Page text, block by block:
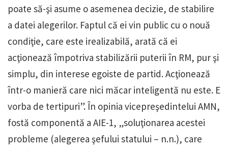
poate să-şi asume o asemenea decizie, de stabilire
a datei alegerilor. Faptul că ei vin public cu o nouă
condiţie, care este irealizabilă, arată că ei
acţionează împotriva stabilizării puterii în RM, pur şi
simplu, din interese egoiste de partid. Acţionează
într-o manieră care nici măcar inteligentă nu este. E
vorba de tertipuri”. În opinia vicepreşedintelui AMN,
fostă componentă a AIE-1, „soluţionarea acestei
probleme (alegerea şefului statului – n.n.), care